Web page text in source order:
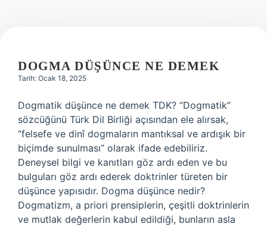
DOGMA DÜŞÜNCE NE DEMEK
Tarih: Ocak 18, 2025
Dogmatik düşünce ne demek TDK? “Dogmatik”
sözcüğünü Türk Dil Birliği açısından ele alırsak,
“felsefe ve dinî dogmaların mantıksal ve ardışık bir
biçimde sunulması” olarak ifade edebiliriz.
Deneysel bilgi ve kanıtları göz ardı eden ve bu
bulguları göz ardı ederek doktrinler türeten bir
düşünce yapısıdır. Dogma düşünce nedir?
Dogmatizm, a priori prensiplerin, çeşitli doktrinlerin
ve mutlak değerlerin kabul edildiği, bunların asla